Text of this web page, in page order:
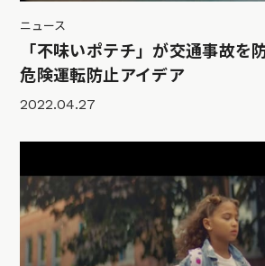
ニュース
「不味いポテチ」が交通事故を
危険運転防止アイデア
2022.04.27